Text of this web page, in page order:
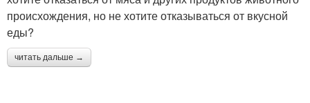
происхождения, но не хотите отказываться от вкусной
еды?
читать дальше →